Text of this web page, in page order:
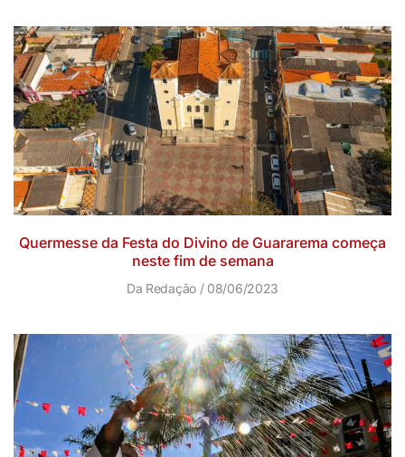
Quermesse da Festa do Divino de Guararema começa
neste fim de semana
Da Redação 08/06/2023